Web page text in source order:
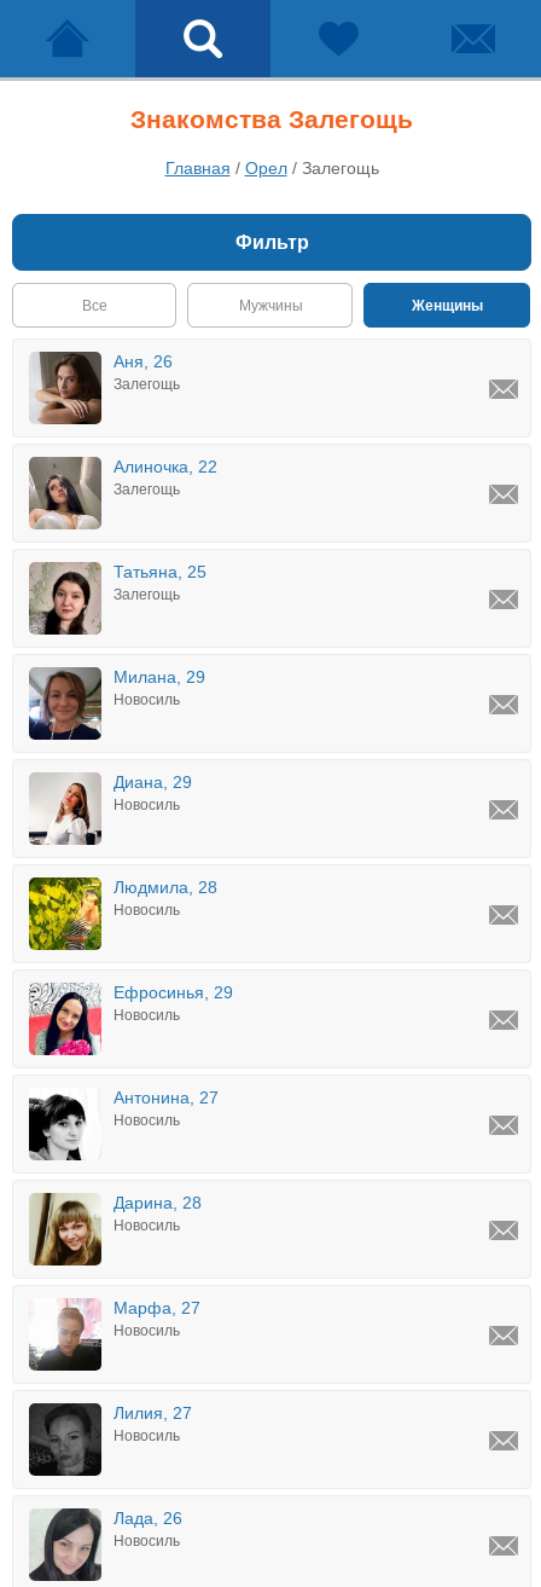
Знакомства Залегощь
Главная / Орел/ Залегощь
Фильтр
Все Мужчины Женщины
Аня, 26
Залегощь
Алиночка, 22
Залегощь
Татьяна, 25
Залегощь
Милана, 29
Новосиль
Диана, 29
Новосиль
Людмила, 28
Новосиль
Ефросинья, 29
Новосиль
Антонина, 27
Новосиль
Дарина, 28
Новосиль
Марфа, 27
Новосиль
Лилия, 27
Новосиль
Лада, 26
Новосиль